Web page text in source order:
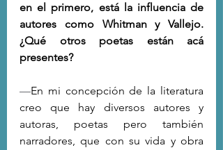
en el primero, está la influencia de
autores como Whitman y Vallejo.
¿Qué otros poetas están acá
presentes?
—En mi concepción de la literatura
creo que hay diversos autores y
autoras, poetas pero también
narradores, que con su vida y obra